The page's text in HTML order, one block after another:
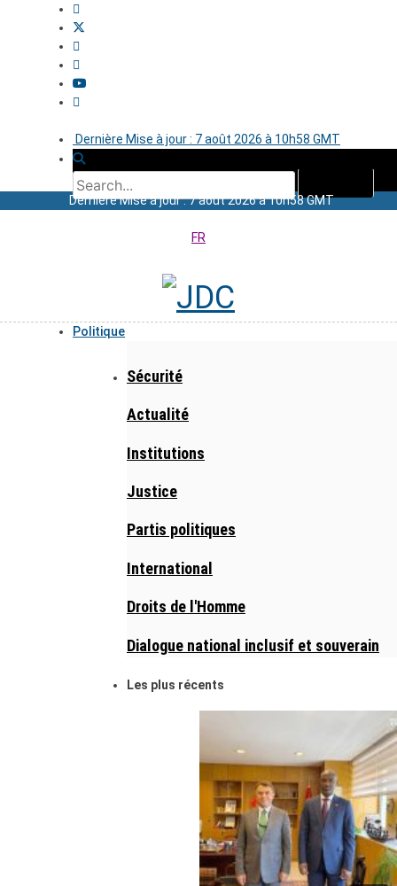
Dernière Mise à jour : 7 août 2026 à 10h58 GMT
Dernière Mise à jour : 7 août 2026 à 10h58 GMT
FR
Politique
Sécurité
Actualité
Institutions
Justice
Partis politiques
International
Droits de l'Homme
Dialogue national inclusif et souverain
Les plus récents